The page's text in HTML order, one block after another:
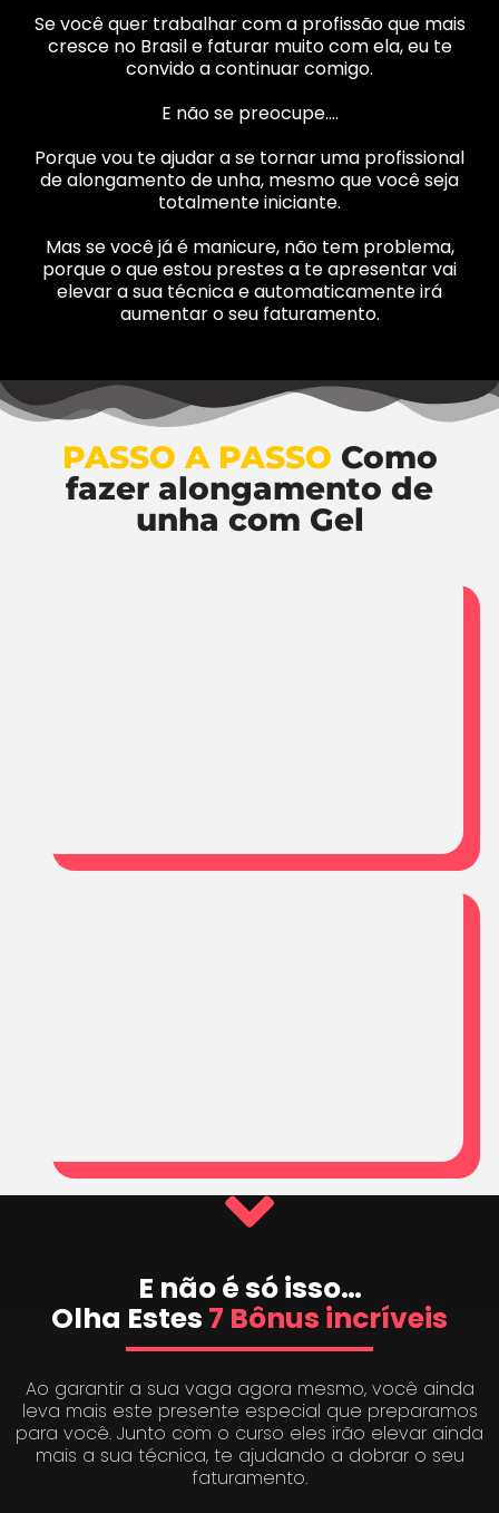
Se você quer trabalhar com a profissão que mais
cresce no Brasil e faturar muito com ela, eu te
convido a continuar comigo.
E não se preocupe….
Porque vou te ajudar a se tornar uma profissional
de alongamento de unha, mesmo que você seja
totalmente iniciante.
Mas se você já é manicure, não tem problema,
porque o que estou prestes a te apresentar vai
elevar a sua técnica e automaticamente irá
aumentar o seu faturamento.
PASSO A PASSO Como
fazer alongamento de
unha com Gel
E não é só isso…
Olha Estes 7 Bônus incríveis
Ao garantir a sua vaga agora mesmo, você ainda
leva mais este presente especial que preparamos
para você. Junto com o curso eles irão elevar ainda
mais a sua técnica, te ajudando a dobrar o seu
faturamento.